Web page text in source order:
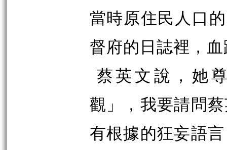
當時原住民人口
督府的日誌裡，
蔡英文說，她
觀」，我要請問
有根據的狂妄語